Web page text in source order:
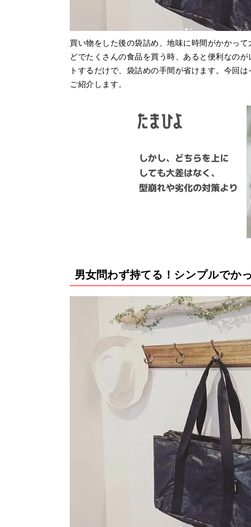
買い物をした後の袋詰め、地味に時間がかかっ
どでたくさんの食品を買う時、あると便利なの
トするだけで、袋詰めの手間が省けます。今回
ご紹介します。
男女問わず持てる！シンプルでか